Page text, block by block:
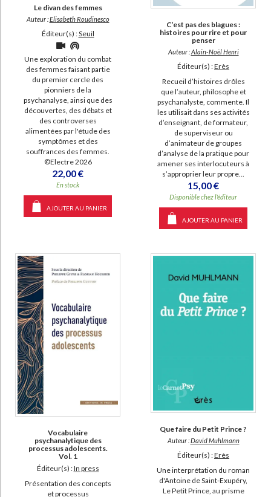
Le divan des femmes
Auteur :Elisabeth Roudinesco
Éditeur(s) :Seuil
Une exploration du combat
des femmes faisant partie
du premier cercle des
pionniers de la
psychanalyse, ainsi que des
découvertes, des débats et
des controverses
alimentées par l'étude des
symptômes et des
souffrances des femmes.
©Electre 2026
22,00 €
En stock
AJOUTER AU PANIER
C’est pas des blagues :
histoires pour rire et pour
penser
Auteur :Alain-Noël Henri
Éditeur(s) :Erès
Recueil d’histoires drôles
que l’auteur, philosophe et
psychanalyste, commente. Il
les utilisait dans ses activités
d’enseignant, de formateur,
de superviseur ou
d’animateur de groupes
d’analyse de la pratique pour
amener ses interlocuteurs à
s’approprier leur propre...
15,00 €
Disponible chez l'éditeur
AJOUTER AU PANIER
Vocabulaire
psychanalytique des
processus adolescents.
Vol. 1
Éditeur(s) :In press
Présentation des concepts
et processus
Que faire du Petit Prince ?
Auteur :David Muhlmann
Éditeur(s) :Erès
Une interprétation du roman
d'Antoine de Saint-Exupéry,
Le Petit Prince, au prisme